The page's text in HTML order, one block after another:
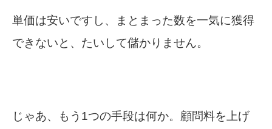
単価は安いですし、まとまった数を一気に獲得
できないと、たいして儲かりません。
じゃあ、もう1つの手段は何か。顧問料を上げ